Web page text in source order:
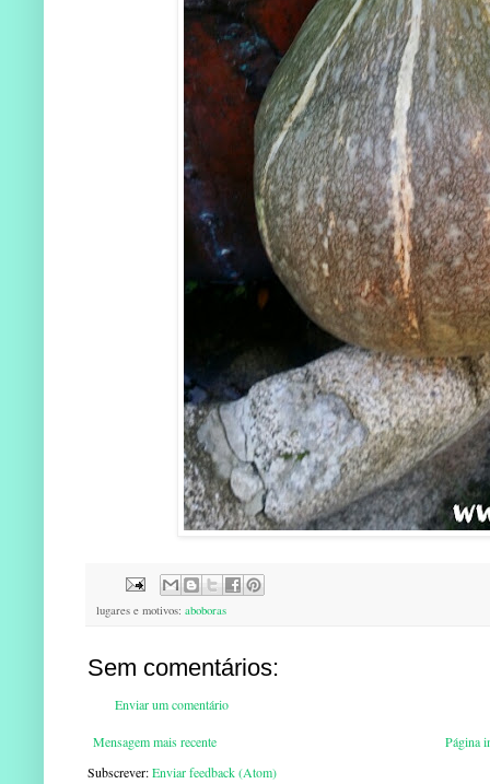
lugares e motivos: aboboras
Sem comentários:
Enviar um comentário
Mensagem mais recente
Página
Subscrever:Enviar feedback (Atom)